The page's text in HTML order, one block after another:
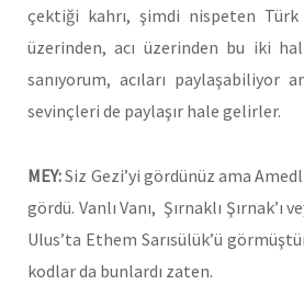
çektiği kahrı, şimdi nispeten
üzerinden, acı üzerinden bu iki
sanıyorum, acıları paylaşabiliyor
sevinçleri de paylaşır hale gelirler.
MEY:Siz Gezi’yi gördünüz ama
gördü. Vanlı Vanı, Şırnaklı Şırnak’ı
Ulus’ta Ethem Sarısülük’ü
kodlar da bunlardı zaten.